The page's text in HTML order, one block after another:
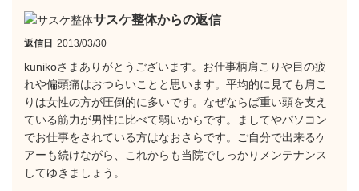
サスケ整体からの返信
返信日 2013/03/30
kunikoさまありがとうございます。お仕事柄肩こりや目の疲
れや偏頭痛はおつらいことと思います。平均的に見ても肩こ
りは女性の方が圧倒的に多いです。なぜならば重い頭を支え
ている筋力が男性に比べて弱いからです。ましてやパソコン
でお仕事をされている方はなおさらです。ご自分で出来るケ
アーも続けながら、これからも当院でしっかりメンテナンス
してゆきましょう。